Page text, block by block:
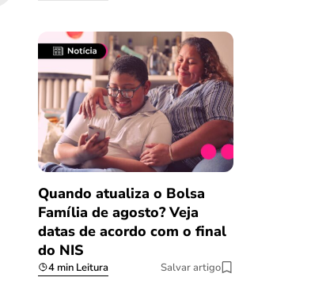
Quando atualiza o Bolsa
Família de agosto? Veja
datas de acordo com o final
do NIS
4 min Leitura Salvar artigo